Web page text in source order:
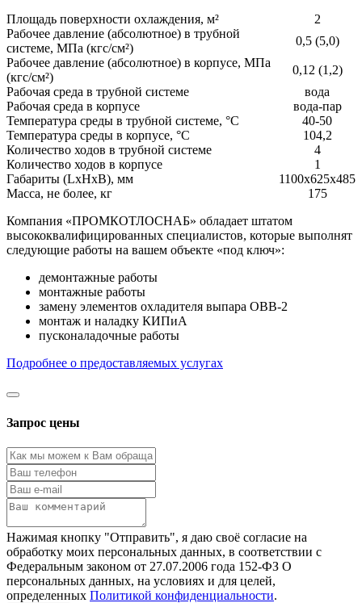
Площадь поверхности охлаждения, м²
2
Рабочее давление (абсолютное) в трубной
системе, МПа (кгс/см²)
0,5 (5,0)
Рабочее давление (абсолютное) в корпусе, МПа
(кгс/см²)
0,12 (1,2)
Рабочая среда в трубной системе
вода
Рабочая среда в корпусе
вода-пар
Температура среды в трубной системе, °С
40-50
Температура среды в корпусе, °С
104,2
Количество ходов в трубной системе
4
Количество ходов в корпусе
1
Габариты (LxHxВ), мм
1100х625х485
Масса, не более, кг
175
Компания «ПРОМКОТЛОСНАБ» обладает штатом
высококвалифицированных специалистов, которые выполнят
следующие работы на вашем объекте «под ключ»:
демонтажные работы
монтажные работы
замену элементов охладителя выпара ОВВ-2
монтаж и наладку КИПиА
пусконаладочные работы
Подробнее о предоставляемых услугах
Запрос цены
Нажимая кнопку "Отправить", я даю своё согласие на
обработку моих персональных данных, в соответствии с
Федеральным законом от 27.07.2006 года 152-ФЗ О
персональных данных, на условиях и для целей,
определенных Политикой конфиденциальности.